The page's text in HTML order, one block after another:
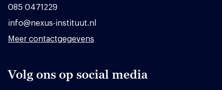
085 0471229
info@nexus-instituut.nl
Meer contactgegevens
Volg ons op social media